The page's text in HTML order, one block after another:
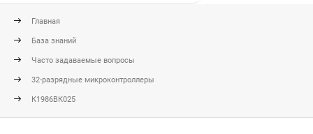
Главная
База знаний
Часто задаваемые вопросы
32-разрядные микроконтроллеры
К1986ВК025